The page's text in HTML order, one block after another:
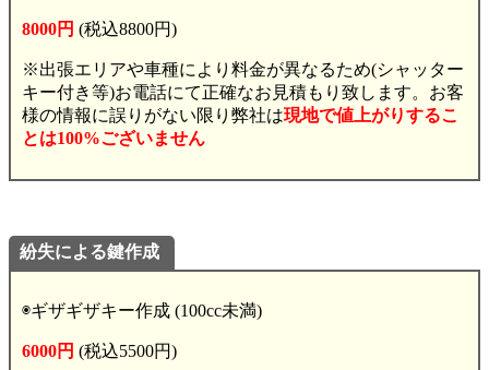
8000円 (税込8800円)
※出張エリアや車種により料金が異なるため(シャッター
キー付き等)お電話にて正確なお見積もり致します。お客
様の情報に誤りがない限り弊社は現地で値上がりするこ
とは100%ございません
紛失による鍵作成
◉ギザギザキー作成 (100cc未満)
6000円 (税込5500円)